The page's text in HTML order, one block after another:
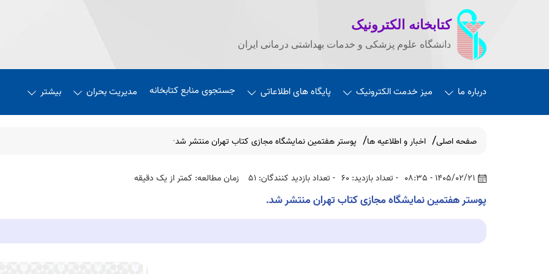
کتابخانه الکترونیک
دانشگاه علوم پزشکی و خدمات بهداشتی درمانی ایران
درباره ما میز خدمت الکترونیک پایگاه های اطلاعاتی جستجوی منابع کتابخانه مدیریت بحران بیشتر
صفحه اصلی اخبار و اطلاعیه ها پوستر هفتمین نمایشگاه مجازی کتاب تهران منتشر شد·
1405/02/21 - 08:35 - تعداد بازدید: 60 - تعداد بازدید کنندگان: 51 زمان مطالعه: کمتر از یک دقیقه
پوستر هفتمین نمایشگاه مجازی کتاب تهران منتشر شد.